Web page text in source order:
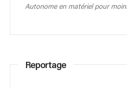
Autonome en matériel pour
Reportage